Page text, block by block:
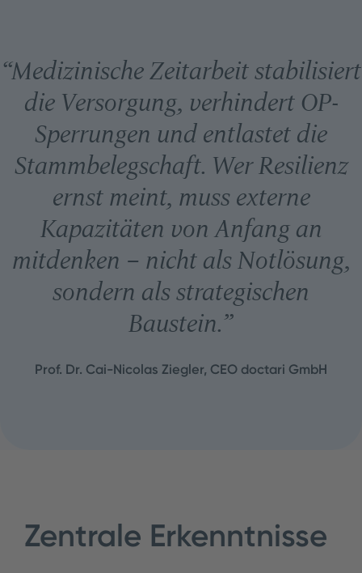
“Medizinische Zeitarbeit stabilisiert
die Versorgung, verhindert OP-
Sperrungen und entlastet die
Stammbelegschaft. Wer Resilienz
ernst meint, muss externe
Kapazitäten von Anfang an
mitdenken – nicht als Notlösung,
sondern als strategischen
Baustein.”
Prof. Dr. Cai-Nicolas Ziegler, CEO doctari GmbH
Zentrale Erkenntnisse